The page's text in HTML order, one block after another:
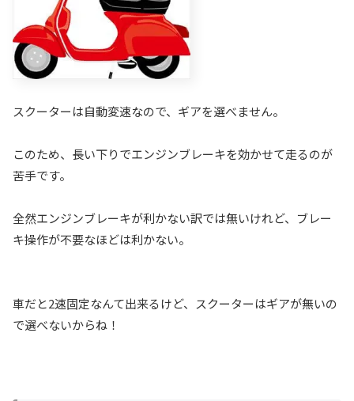
スクーターは自動変速なので、ギアを選べません。
このため、長い下りでエンジンブレーキを効かせて走るのが
苦手です。
全然エンジンブレーキが利かない訳では無いけれど、ブレー
キ操作が不要なほどは利かない。
車だと2速固定なんて出来るけど、スクーターはギアが無いの
で選べないからね！